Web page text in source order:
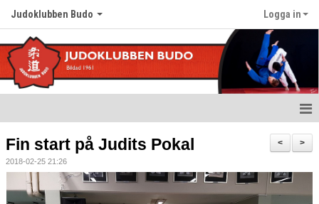
Judoklubben Budo Logga in
Nyheter
Om klubben
>
<
Fin start på Judits Pokal
2018-02-25 21:26